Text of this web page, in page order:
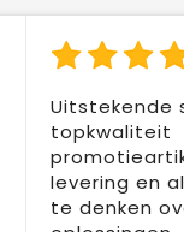
Uitstekende
topkwaliteit
levering en
te denken